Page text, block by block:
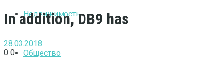
Недвижимость
Общество
In addition, DB9 has
28.03.2018
0 0